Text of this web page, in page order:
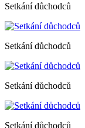
Setkání důchodců
Setkání důchodců
Setkání důchodců
Setkání důchodců